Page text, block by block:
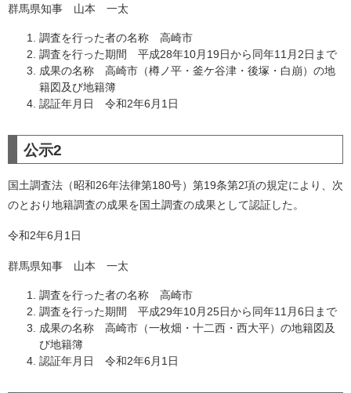
群馬県知事 山本 一太
調査を行った者の名称 高崎市
調査を行った期間 平成28年10月19日から同年11月2日まで
成果の名称 高崎市（樽ノ平・釜ケ谷津・後塚・白崩）の地
籍図及び地籍簿
認証年月日 令和2年6月1日
公示2
国土調査法（昭和26年法律第180号）第19条第2項の規定により、次
のとおり地籍調査の成果を国土調査の成果として認証した。
令和2年6月1日
群馬県知事 山本 一太
調査を行った者の名称 高崎市
調査を行った期間 平成29年10月25日から同年11月6日まで
成果の名称 高崎市（一枚畑・十二西・西大平）の地籍図及
び地籍簿
認証年月日 令和2年6月1日